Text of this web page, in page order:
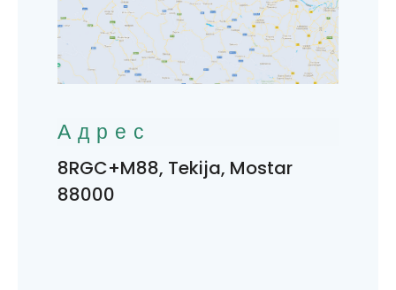
Адрес
8RGC+M88, Tekija, Mostar
88000